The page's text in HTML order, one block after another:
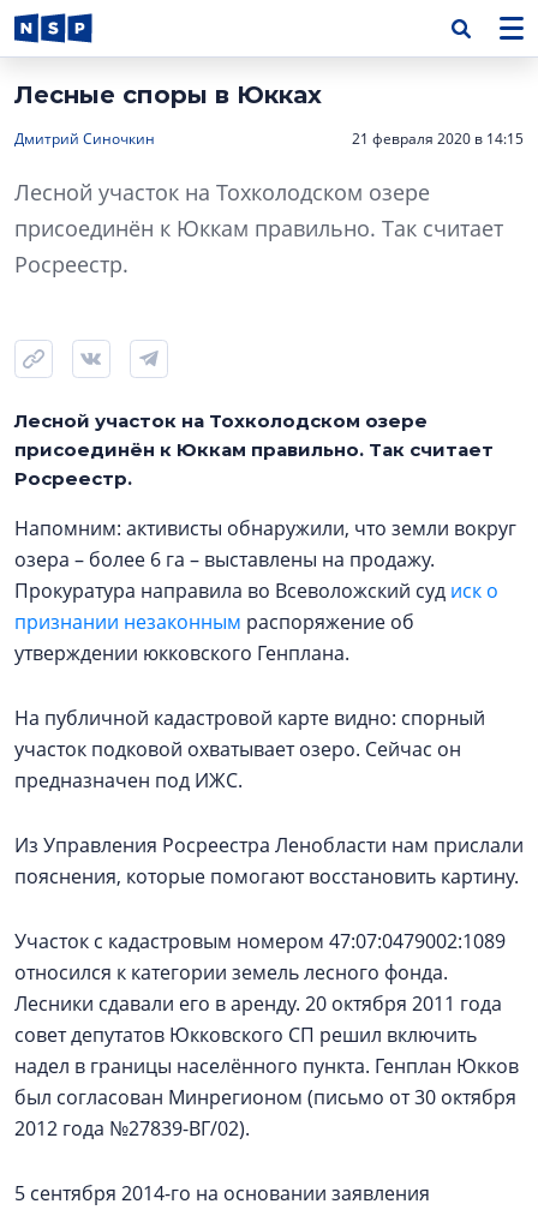
Лесные споры в Юкках
Дмитрий Синочкин 21 февраля 2020 в 14:15
Лесной участок на Тохколодском озере
присоединён к Юккам правильно. Так считает
Росреестр.
Лесной участок на Тохколодском озере
присоединён к Юккам правильно. Так считает
Росреестр.
Напомним: активисты обнаружили, что земли вокруг
озера – более 6 га – выставлены на продажу.
Прокуратура направила во Всеволожский суд иск о
признании незаконным распоряжение об
утверждении юкковского Генплана.
На публичной кадастровой карте видно: спорный
участок подковой охватывает озеро. Сейчас он
предназначен под ИЖС.
Из Управления Росреестра Ленобласти нам прислали
пояснения, которые помогают восстановить картину.
Участок с кадастровым номером 47:07:0479002:1089
относился к категории земель лесного фонда.
Лесники сдавали его в аренду. 20 октября 2011 года
совет депутатов Юкковского СП решил включить
надел в границы населённого пункта. Генплан Юкков
был согласован Минрегионом (письмо от 30 октября
2012 года №27839-ВГ/02).
5 сентября 2014-го на основании заявления